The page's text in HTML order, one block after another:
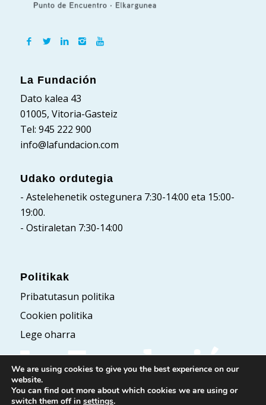
La Fundación
Dato kalea 43
01005, Vitoria-Gasteiz
Tel: 945 222 900
info@lafundacion.com
Udako ordutegia
- Astelehenetik ostegunera 7:30-14:00 eta 15:00-
19:00.
- Ostiraletan 7:30-14:00
Politikak
Pribatutasun politika
Cookien politika
Lege oharra
We are using cookies to give you the best experience on our
website.
You can find out more about which cookies we are using or
switch them off in settings.